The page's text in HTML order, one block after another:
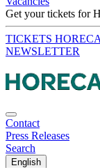
Get your tickets for
TICKETS
NEWSLETTER
Contact
Press Releases
Search
English